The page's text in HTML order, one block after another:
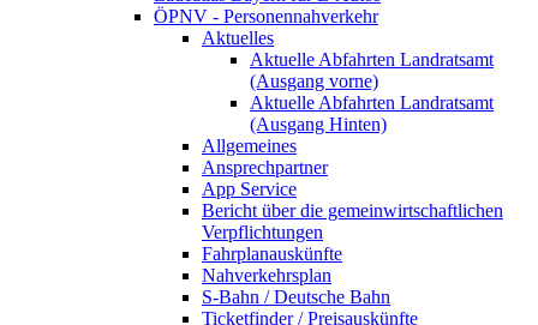
ÖPNV - Personennahverkehr
Aktuelles
Aktuelle Abfahrten Landratsamt
(Ausgang vorne)
Aktuelle Abfahrten Landratsamt
(Ausgang Hinten)
Allgemeines
Ansprechpartner
App Service
Bericht über die gemeinwirtschaftlichen
Verpflichtungen
Fahrplanauskünfte
Nahverkehrsplan
S-Bahn / Deutsche Bahn
Ticketfinder / Preisauskünfte